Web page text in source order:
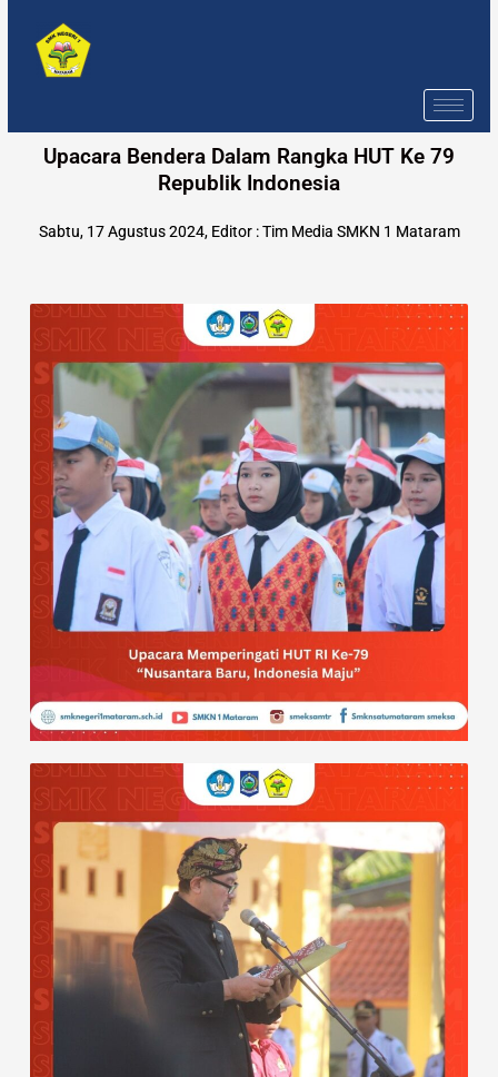
content
Upacara Bendera Dalam Rangka HUT Ke 79
Republik Indonesia
Sabtu, 17 Agustus2024, Editor : Tim Media SMKN 1 Mataram